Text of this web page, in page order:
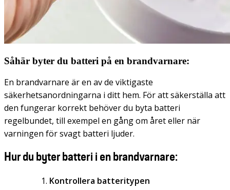
Såhär byter du batteri på en brandvarnare:
En brandvarnare är en av de viktigaste
säkerhetsanordningarna i ditt hem. För att säkerställa att
den fungerar korrekt behöver du byta batteri
regelbundet, till exempel en gång om året eller när
varningen för svagt batteri ljuder.
Hur du byter batteri i en brandvarnare:
Kontrollera batteritypen